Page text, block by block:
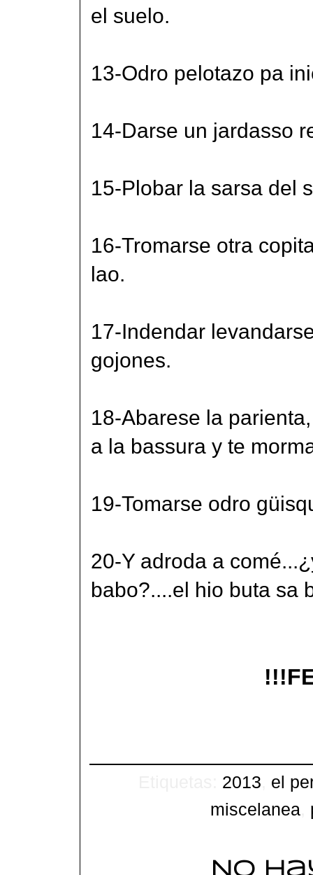
el suelo.
13-Odro pelotazo pa
14-Darse un jardasso
15-Plobar la sarsa del
16-Tromarse otra
lao.
17-Indendar
gojones.
18-Abarese la
a la bassura y te
19-Tomarse odro
20-Y adroda a
babo?....el hio buta sa
2013 el
miscelanea,